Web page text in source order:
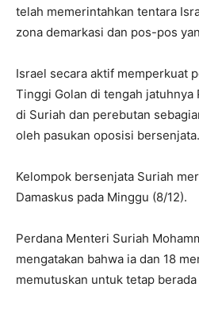
telah memerintahkan tentara
zona demarkasi dan pos-pos
Israel secara aktif memperkuat
Tinggi Golan di tengah jatuhnya
di Suriah dan perebutan
oleh pasukan oposisi bersenjata.
Kelompok bersenjata Suriah
Damaskus pada Minggu (8/12).
Perdana Menteri Suriah
mengatakan bahwa ia dan 18
memutuskan untuk tetap